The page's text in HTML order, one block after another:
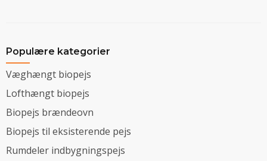
Populære kategorier
Væghængt biopejs
Lofthængt biopejs
Biopejs brændeovn
Biopejs til eksisterende pejs
Rumdeler indbygningspejs